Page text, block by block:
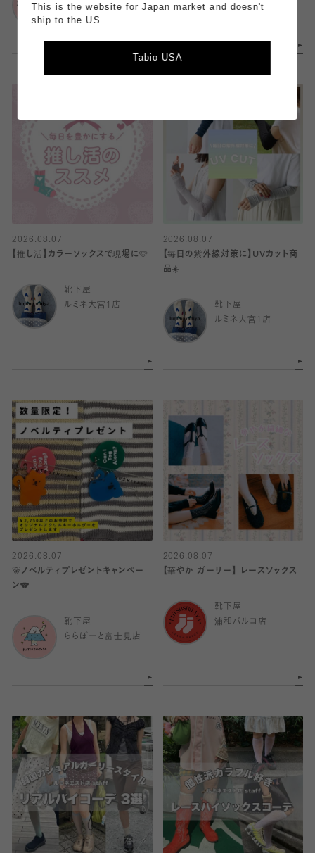
ルミネ池袋店 ルミネ横浜店
2026.08.07
【推し活】カラーソックスで現場に🩷
靴下屋
ルミネ大宮1店
2026.08.07
【毎日の紫外線対策に】UVカット商
品☀️
靴下屋
ルミネ大宮1店
2026.08.07
🐻ノベルティプレゼントキャンペー
ン🐨
靴下屋
ららぽーと富士見店
2026.08.07
【華やか ガーリー】 レースソックス
靴下屋
浦和パルコ店
This is the website for Japan market and doesn't
ship to the US.
Tabio USA